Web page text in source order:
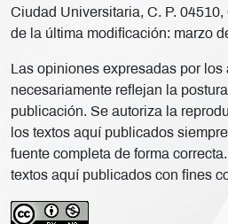
Ciudad Universitaria, C. P.
de la última modificación: marzo
Las opiniones expresadas por los
necesariamente reflejan la
publicación. Se autoriza la
los textos aquí publicados
fuente completa de forma
textos aquí publicados con fines